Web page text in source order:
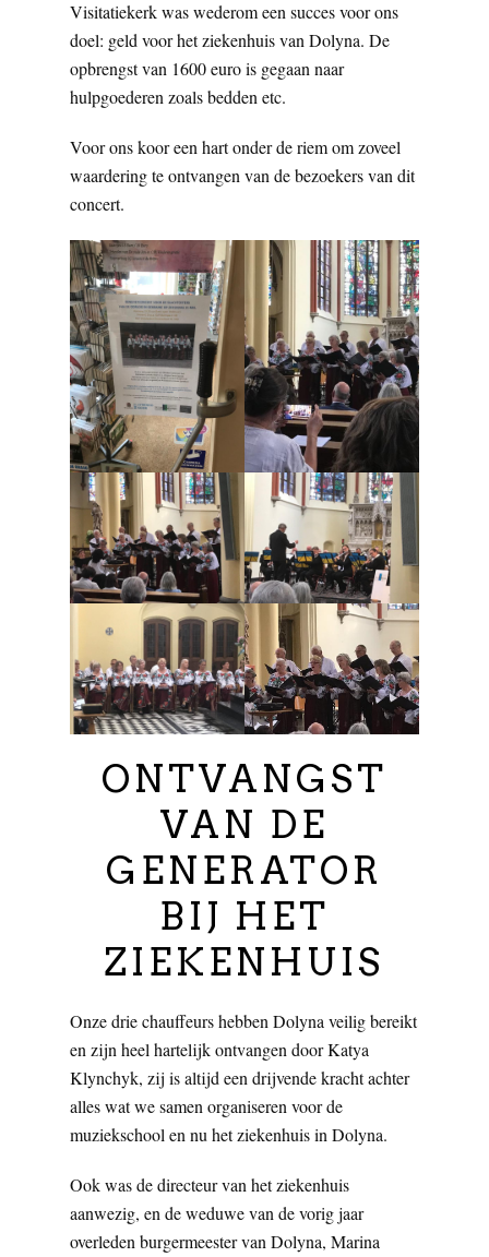
Visitatiekerk was wederom een succes voor ons
doel: geld voor het ziekenhuis van Dolyna. De
opbrengst van 1600 euro is gegaan naar
hulpgoederen zoals bedden etc.
Voor ons koor een hart onder de riem om zoveel
waardering te ontvangen van de bezoekers van dit
concert.
ONTVANGST
VAN DE
GENERATOR
BIJ HET
ZIEKENHUIS
Onze drie chauffeurs hebben Dolyna veilig bereikt
en zijn heel hartelijk ontvangen door Katya
Klynchyk, zij is altijd een drijvende kracht achter
alles wat we samen organiseren voor de
muziekschool en nu het ziekenhuis in Dolyna.
Ook was de directeur van het ziekenhuis
aanwezig, en de weduwe van de vorig jaar
overleden burgermeester van Dolyna, Marina